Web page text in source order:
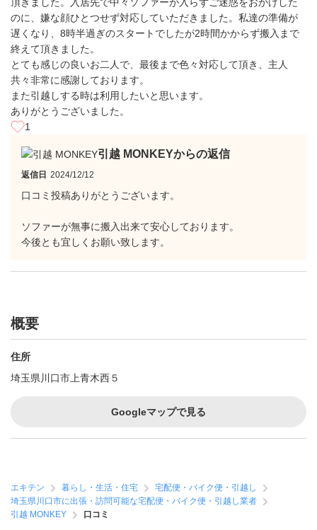
のに、嫌な顔ひとつせず対応していただきました。私達の準備が
遅くなり、8時半過ぎのスタートでしたが2時間かからず搬入まで
終えて頂きました。
とても感じの良いお二人で、最後まで色々対応して頂き、主人
共々非常に感謝しております。
また引越しする時は利用したいと思います。
ありがとうございました。
1
引越 MONKEYからの返信
返信日 2024/12/12
口コミ投稿ありがとうございます。
ソファーが無事に搬入出来て安心しております。
今後とも宜しくお願い致します。
概要
住所
埼玉県川口市上青木西５
Googleマップで見る
エキテン 暮らし・生活・住宅
宅配便・バイク便・引越し
埼玉県川口市に出張・訪問可能な宅配便・バイク便・引越し業者
引越 MONKEY
口コミ